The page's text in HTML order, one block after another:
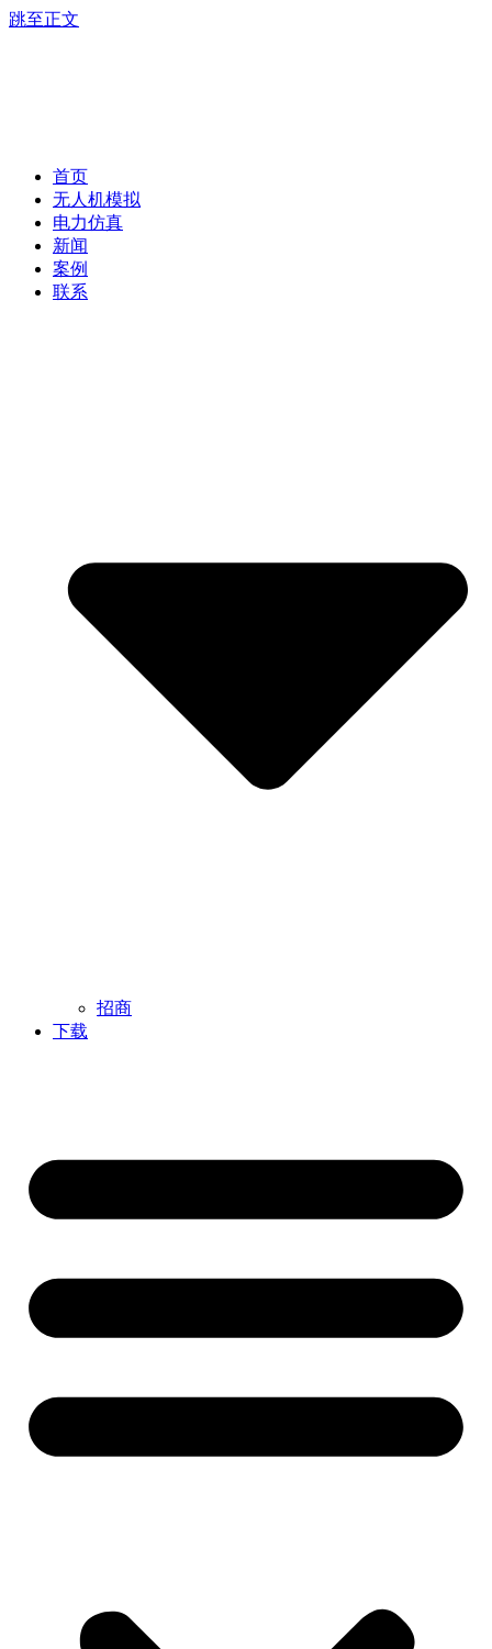
跳至正文
首页
无人机模拟
电力仿真
新闻
案例
联系
招商
下载